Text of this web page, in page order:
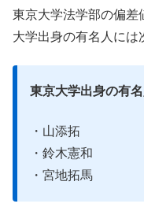
東京大学法学部の偏差
大学出身の有名人には
東京大学出身の有名
・山添拓
・鈴木憲和
・宮地拓馬